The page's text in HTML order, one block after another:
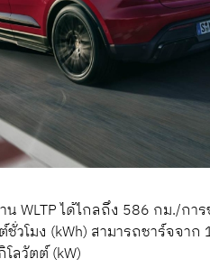
WLTP ได้ไกลถึง 586 กม./กา
โมง (kWh) สามารถชาร์จจาก
ลวัตต์ (kW)